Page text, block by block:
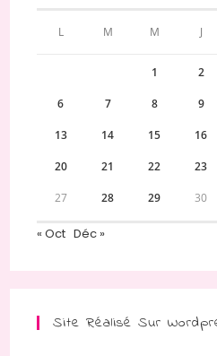
L M M J
1 2
6 7 8 9
13 14 15 16
20 21 22 23
27 28 29 30
« Oct Déc »
Site Réalisé Sur